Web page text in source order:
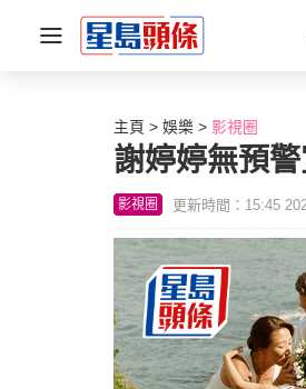
主頁 娛樂 影視圈
謝婷婷無預
影視圈 更新時間：15:45